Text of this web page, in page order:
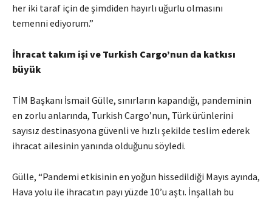
her iki taraf için de şimdiden hayırlı uğurlu olmasını
temenni ediyorum.”
İhracat takım işi ve Turkish Cargo’nun da katkısı
büyük
TİM Başkanı İsmail Gülle, sınırların kapandığı, pandeminin
en zorlu anlarında, Turkish Cargo’nun, Türk ürünlerini
sayısız destinasyona güvenli ve hızlı şekilde teslim ederek
ihracat ailesinin yanında olduğunu söyledi.
Gülle, “Pandemi etkisinin en yoğun hissedildiği Mayıs ayında,
Hava yolu ile ihracatın payı yüzde 10’u aştı. İnşallah bu